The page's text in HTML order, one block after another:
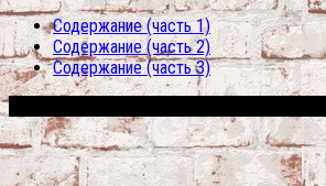
Содержание (часть 1)
Содержание (часть 2)
Содержание (часть 3)